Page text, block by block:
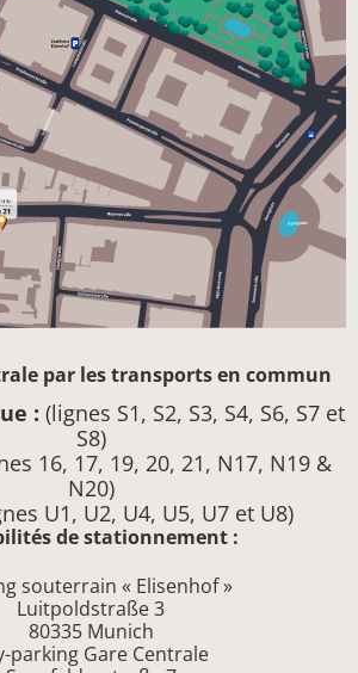
par les transports en commun
: (lignes S1, S2, S3, S4, S6, S7 et
S8)
16, 17, 19, 20, 21, N17, N19 &
N20)
U1, U2, U4, U5, U7 et U8)
de stationnement :
souterrain « Elisenhof »
Luitpoldstraße 3
80335 Munich
parking Gare Centrale